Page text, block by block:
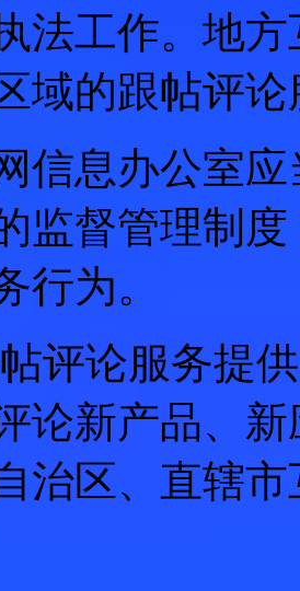
法工作。地
域的跟帖评
信息办公室
监督管理制
行为。
评论服务提
论新产品、
治区、直辖